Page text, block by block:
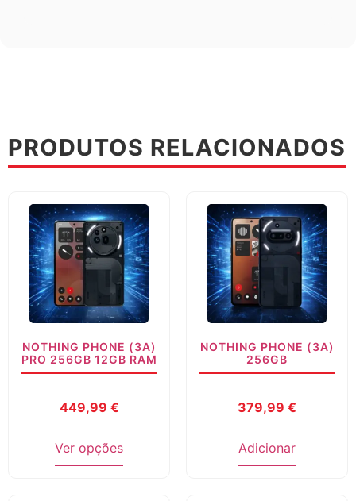
PRODUTOS RELACIONADOS
NOTHING PHONE (3A)
PRO 256GB 12GB RAM
449,99 €
Ver opções
NOTHING PHONE (3A)
256GB
379,99 €
Adicionar